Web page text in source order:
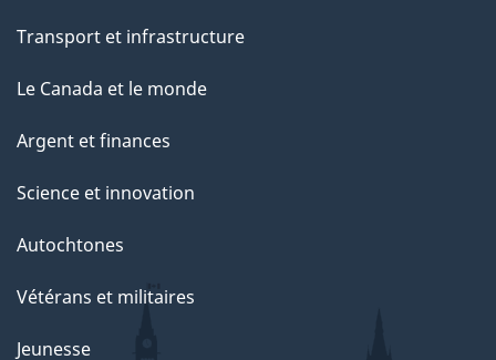
Transport et infrastructure
Le Canada et le monde
Argent et finances
Science et innovation
Autochtones
Vétérans et militaires
Jeunesse